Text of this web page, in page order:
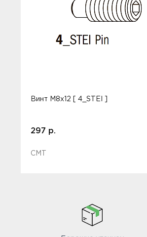
Винт M8x12 [ 4_STEI ]
297 р.
CMT